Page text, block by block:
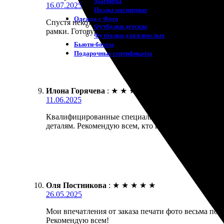
Пазлы магнитные
Одежда с Фото
Футболки детские
Футболки для взрослых
Бьюти-боксы
Подарочные сертификаты
16.07.2025
Спустя некоторое время получила свою
рамки. Готовую работу привезли вовремя, и
Илона Горячева : ★ ★ ★
11.06.2025
Квалифицированные специалисты и отличный
деталям. Рекомендую всем, кто ценит
Оля Постникова : ★ ★ ★ ★ ★
26.05.2025
Мои впечатления от заказа печати фото весьма
Рекомендую всем!